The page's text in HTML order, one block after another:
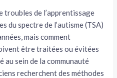
troubles de l’apprentissage
du spectre de l’autisme (TSA)
mais comment
être traitées ou évitées
sein de la communauté
recherchent des méthodes